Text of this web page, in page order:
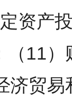
资产
（11
济贸